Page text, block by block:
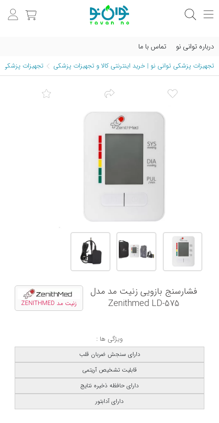
درباره توانی نو تماس با ما
تجهیزات پزشکی توانی نو | خرید اینترنتی کالا و تجهیزات پزشکی تجهیزات پزشکی
زنیت مد ZENITHMED
فشارسنج بازویی زنیت مد مدل
Zenithmed LD-575
ویژگی ها :
دارای سنجش ضربان قلب
قابلیت تشخیص آریتمی
دارای حافظه ذخیره نتایج
دارای آدابتور